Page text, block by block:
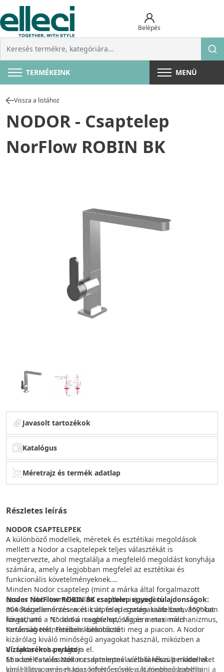
Belépés
TERMÉKEINK MENÜ
Vissza a listához
NODOR - Csaptelep
NorFlow ROBIN BK
Javasolt tartozékok
Katalógus
Méretrajz és termék adatlap
Részletes leírás
NODOR CSAPTELEPEK
A különböző modellek, méretek és esztétikai megoldások
mellett a Nodor a csaptelepek teljes választékát is
megtervezte, ahol megtalálja a megfelelő megoldást konyhája
számára, amely a legjobban megfelel az esztétikai és
funkcionális követelményeknek.
Minden Nodor csaptelep (mint a márka által forgalmazott
összes többi termékcsalád esetében is) szigorú
minőségellenőrzésen esik át, és a legmagasabb szabványokat
követi, ami a Nodort a megbízhatóság és a maximális
tartósság tekintetében különbözteti meg a piacon. A Nodor
kizárólag kiváló minőségű anyagokat használ, miközben a
dizájnt sem hanyagolja el.
Ez a széles választék rozsdamentes acélból készült modelleket
kínál alacsony és magas kifolyócsővel, a különböző konyhai
Nodor NorFlow ROBIN BK csaptelep egyedi tulajdonságok:
304 Rozsdamentes acél csaptelep szatén kivitelben, 360º-ban
forgatható “L” alakú csaptelep, Vízpermetes mechanizmus,
Kerámiabetét, Flexibilis bekötőcső
Víztakarékos perlátor
Minden Cata és Nodor csaptelepnél víztakarékos perlátorral
van ellátva, aminek köszönhetően sikerült meghosszabbítani a